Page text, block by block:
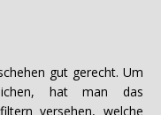
gut gerecht. Um
hat man das
versehen, welche